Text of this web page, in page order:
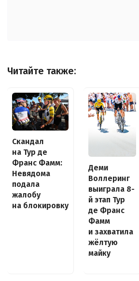
Читайте также:
Скандал
на Тур де
Франс Фамм:
Невядома
подала
жалобу
на блокировку
Деми
Воллеринг
выиграла 8-
й этап Тур
де Франс
Фамм
и захватила
жёлтую
майку